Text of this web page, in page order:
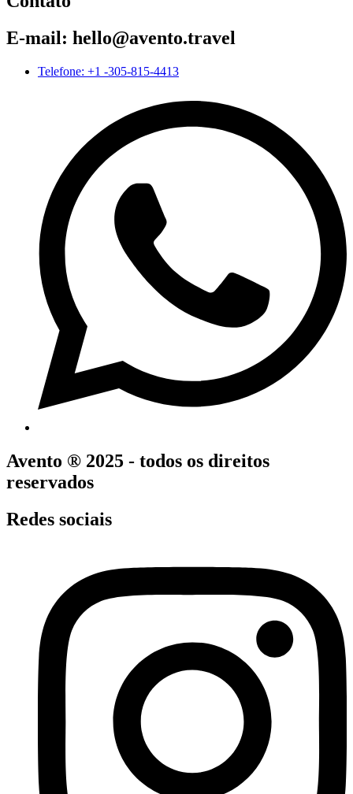
E-mail: hello@avento.travel
Telefone: +1 -305-815-4413
Avento ® 2025 - todos os direitos
reservados
Redes sociais